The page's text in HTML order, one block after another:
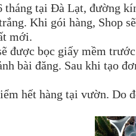
tại Đà Lạt, đường
Khi gói hàng, Shop
mới.
được bọc giấy mềm
bài đăng. Sau khi tạo
hết hàng tại vườn. Do